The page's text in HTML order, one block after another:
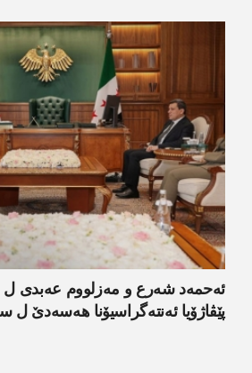
ئەحمەد شەرع و مەزلووم عەبدی
پێڤاژۆیا ئەنتەگراسیۆنا ھەسەدێ ل